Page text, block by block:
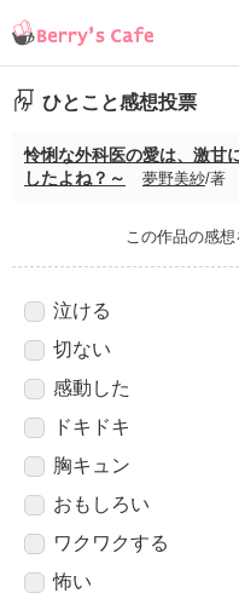
ひとこと感想投票
怜悧な外科医の愛は、激甘
したよね？～
夢野美紗/著
この作品の感想
泣ける
切ない
感動した
ドキドキ
胸キュン
おもしろい
ワクワクする
怖い